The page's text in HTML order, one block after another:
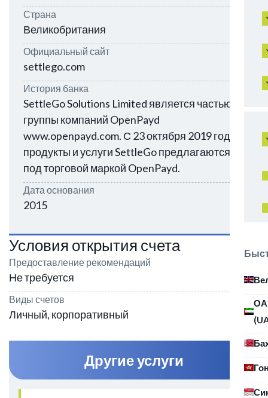
Страна
Великобритания
Официальный сайт
settlego.com
История банка
SettleGo Solutions Limited является частью
группы компаний OpenPayd
www.openpayd.com. С 23 октября 2019 года
продукты и услуги SettleGo предлагаются
под торговой маркой OpenPayd.
Дата основания
2015
Условия открытия счета
Предоставление рекомендаций
Не требуется
Виды счетов
Личный, корпоративный
Другие услуги